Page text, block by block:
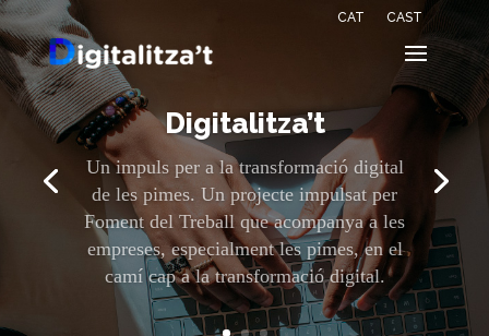
CAT CAST
Digitalitza’t
Un impuls per a la transformació digital
de les pimes. Un projecte impulsat per
Foment del Treball que acompanya a les
empreses, especialment les pimes, en el
camí cap a la transformació digital.